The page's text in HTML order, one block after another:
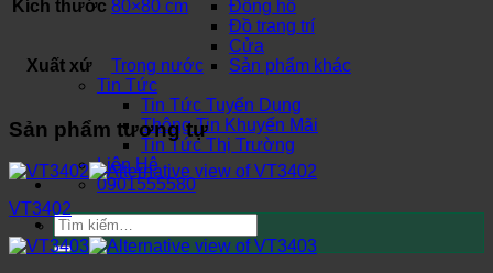
Đồng hồ
Đồ trang trí
Cửa
Sản phẩm khác
Tin Tức
Tin Tức Tuyển Dụng
Thông Tin Khuyến Mãi
Tin Tức Thị Trường
Liên Hệ
0901555580
Tìm
kiếm:
Kích thước 80×80 cm
Xuất xứ Trong nước
Sản phẩm tương tự
VT3402